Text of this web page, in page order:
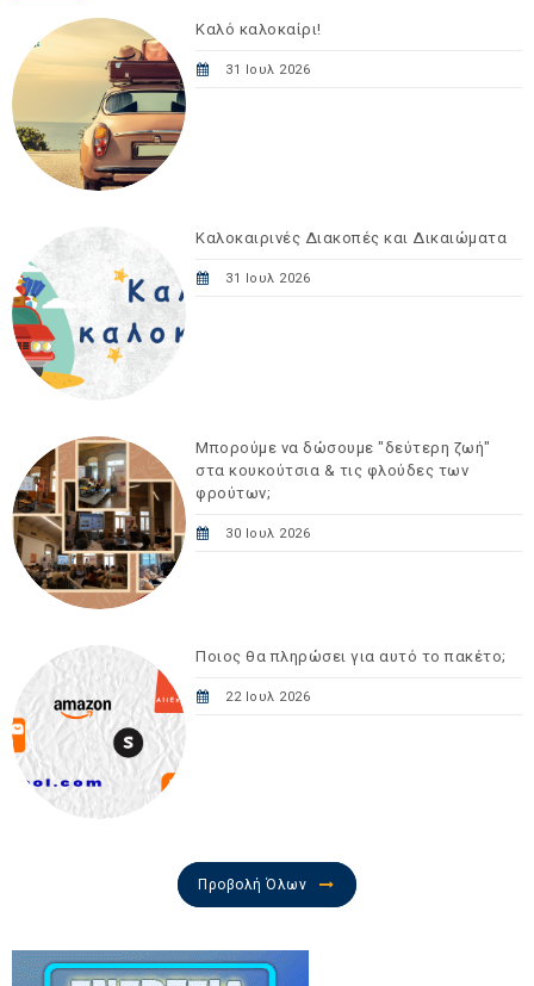
Καλό καλοκαίρι!
31 Ιουλ 2026
Καλοκαιρινές Διακοπές και Δικαιώματα
31 Ιουλ 2026
Μπορούμε να δώσουμε "δεύτερη ζωή"
στα κουκούτσια & τις φλούδες των
φρούτων;
30 Ιουλ 2026
Ποιος θα πληρώσει για αυτό το πακέτο;
22 Ιουλ 2026
Προβολή Όλων